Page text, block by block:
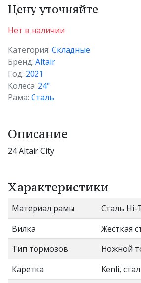
Цену уточняйте
Нет в наличии
Категория: Складные
Бренд: Altair
Год: 2021
Колеса: 24"
Рама: Сталь
Описание
24 Altair City
Характеристики
Материал рамы
Сталь Hi-
Вилка
Жесткая
Тип тормозов
Ножной
Каретка
Kenli,